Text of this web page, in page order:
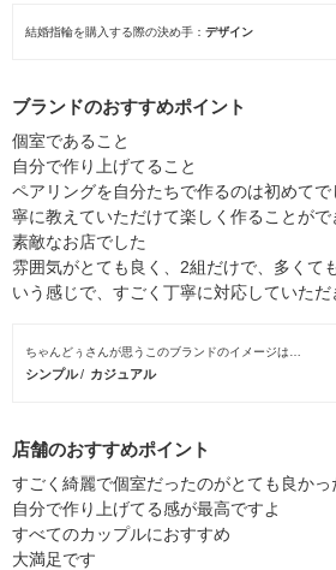
結婚指輪を購入する際の決め手 デザイン
ブランドのおすすめポイント
個室であること
自分で作り上げてること
ペアリングを自分たちで作るのは初めて
寧に教えていただけて楽しく作ることがで
素敵なお店でした
雰囲気がとても良く、2組だけで、多くて
いう感じで、すごく丁寧に対応していただ
ちゃんどぅさんが思うこのブランドのイメージは…
シンプル カジュアル
店舗のおすすめポイント
すごく綺麗で個室だったのがとても良かっ
自分で作り上げてる感が最高ですよ
すべてのカップルにおすすめ
大満足です